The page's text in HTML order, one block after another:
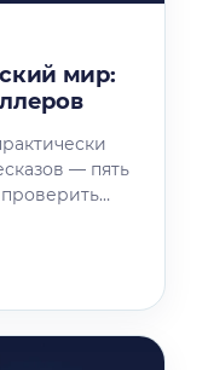
мир:
— пять